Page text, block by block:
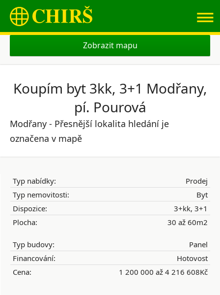
≡
Zobrazit mapu
Koupím byt 3kk, 3+1 Modřany,
pí. Pourová
Modřany - Přesnější lokalita hledání je
označena v mapě
Typ nabídky:
Prodej
Typ nemovitosti:
Byt
Dispozice:
3+kk, 3+1
Plocha:
30 až 60m2
Typ budovy:
Panel
Financování:
Hotovost
Cena:
1 200 000 až 4 216 608Kč